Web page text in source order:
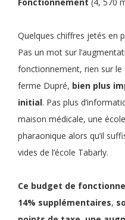
Fonctionnement (4, 570
Quelques chiffres jetés en
Pas un mot sur
fonctionnement, rien sur
ferme Dupré, bien plus
initial. Pas plus
maison médicale, une
pharaonique alors qu’il
vides de l’école Tabarly.
Ce budget de
14% supplémentaires,